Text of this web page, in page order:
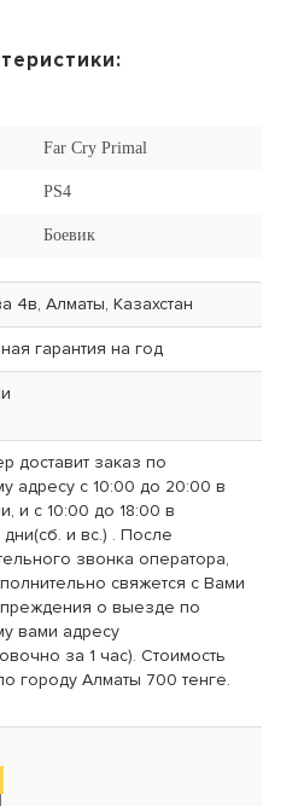
Far Cry Primal
PS4
Боевик
4в, Алматы, Казахстан
гарантия на год
доставит заказ по
адресу с 10:00 до 20:00 в
и с 10:00 до 18:00 в
и вс.) . После
звонка оператора,
свяжется с Вами
о выезде по
вами адресу
за 1 час). Стоимость
городу Алматы 700 тенге.